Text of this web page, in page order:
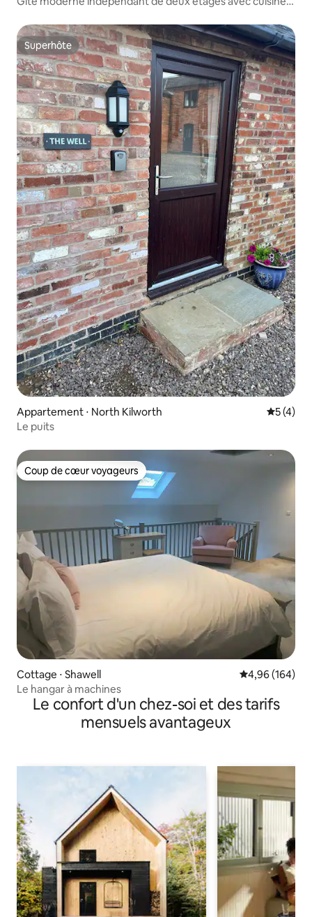
Superhôte
Superhôte
Appartement ⋅ North Kilworth
5 (4)
Le puits
Coup de cœur voyageurs
Coup de cœur voyageurs
Cottage ⋅ Shawell Évaluation
4,96 (164)
Le hangar à machines
Le confort d'un chez-soi et des tarifs
mensuels avantageux